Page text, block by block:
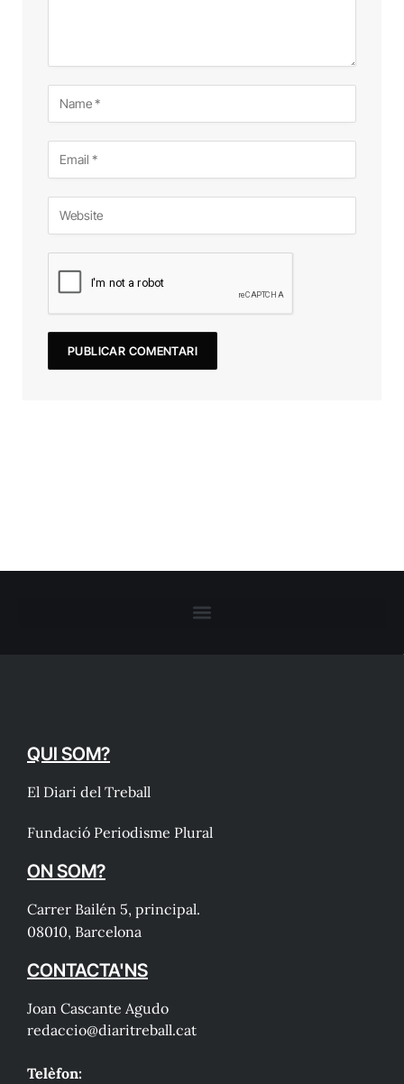
QUI SOM?
El Diari del Treball
Fundació Periodisme Plural
ON SOM?
Carrer Bailén 5, principal.
08010, Barcelona
CONTACTA'NS
Joan Cascante Agudo
redaccio@diaritreball.cat
Telèfon: